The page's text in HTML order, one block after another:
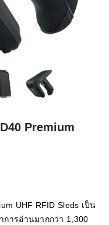
Premium
UHF RFID Sleds เป็น
ารอ่านมากกว่า 1,300